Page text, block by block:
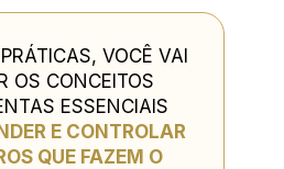
VOCÊ VAI
OS CONCEITOS
E CONTROLAR
QUE FAZEM O